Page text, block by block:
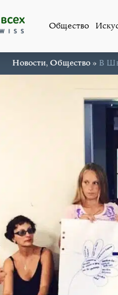
Общество
Новости,Общество» В